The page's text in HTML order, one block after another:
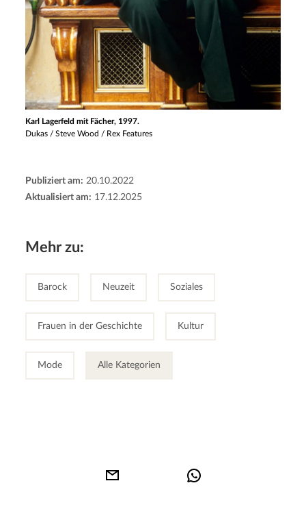
Karl Lagerfeld mit Fächer, 1997.
Dukas / Steve Wood / Rex Features
Publiziert am: 20.10.2022
Aktualisiert am: 17.12.2025
Mehr zu:
Barock Neuzeit Soziales
Frauen in der Geschichte Kultur
Mode Alle Kategorien